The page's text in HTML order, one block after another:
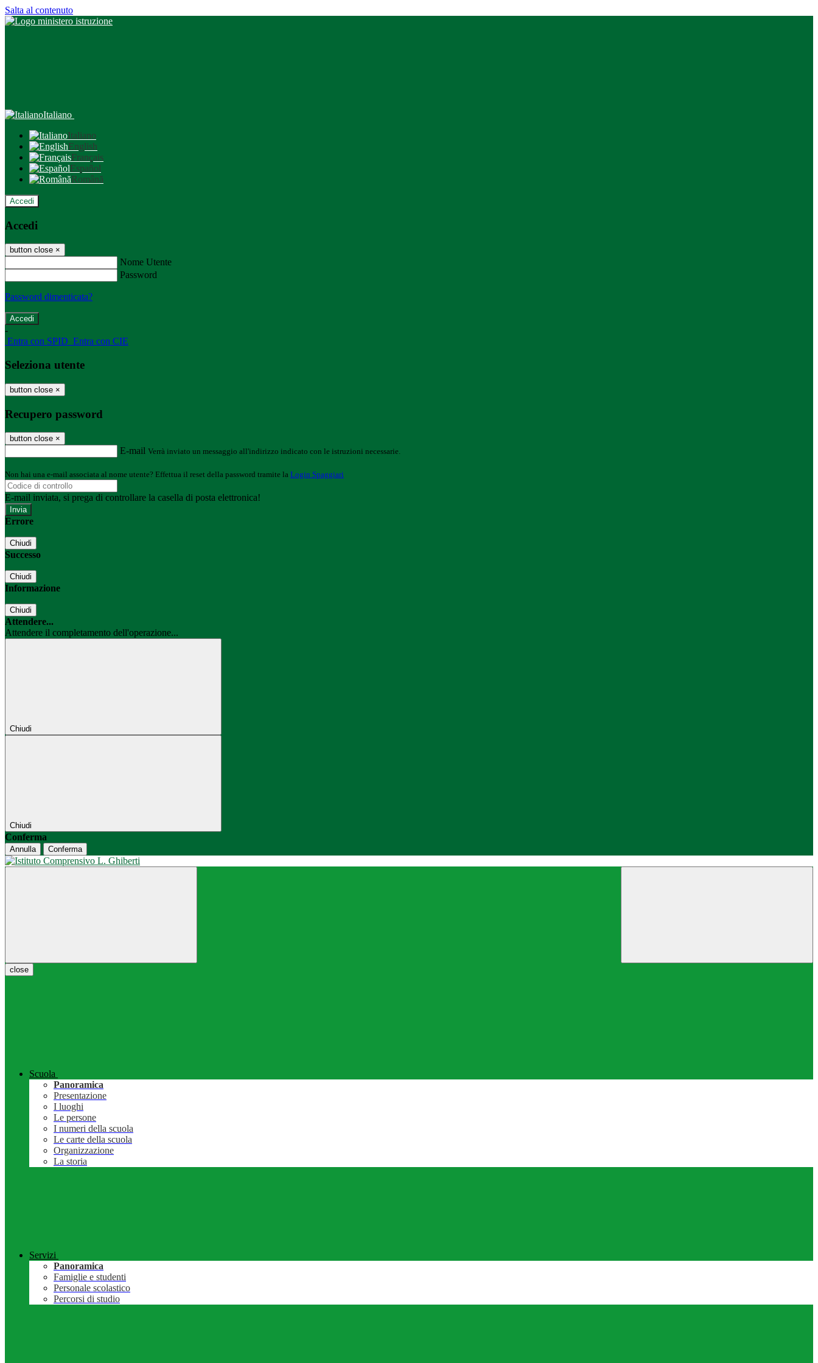
Salta al contenuto
Italiano
Italiano
English
Français
Español
Română
Accedi
Accedi
button close ×
Nome Utente
Password
Password dimenticata?
-
Entra con SPID Entra con CIE
Seleziona utente
button close ×
Recupero password
button close ×
E-mail Verrà inviato un messaggio all'indirizzo indicato con le istruzioni necessarie.
Non hai una e-mail associata al nome utente? Effettua il reset della password tramite la Login Spaggiari
E-mail inviata, si prega di controllare la casella di posta elettronica!
Errore
Chiudi
Successo
Chiudi
Informazione
Chiudi
Attendere...
Attendere il completamento dell'operazione...
Chiudi
Chiudi
Conferma
Annulla Conferma
close
Scuola
Panoramica
Presentazione
I luoghi
Le persone
I numeri della scuola
Le carte della scuola
Organizzazione
La storia
Servizi
Panoramica
Famiglie e studenti
Personale scolastico
Percorsi di studio